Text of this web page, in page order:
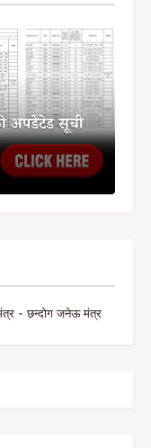
अपडेटेड सूची
- छन्दोग जनेऊ मंत्र